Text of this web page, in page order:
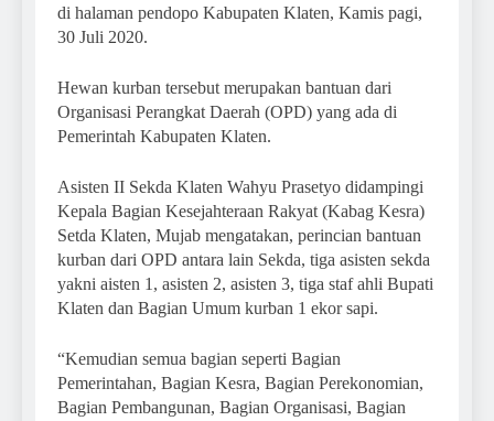
di halaman pendopo Kabupaten Klaten, Kamis pagi,
30 Juli 2020.
Hewan kurban tersebut merupakan bantuan dari
Organisasi Perangkat Daerah (OPD) yang ada di
Pemerintah Kabupaten Klaten.
Asisten II Sekda Klaten Wahyu Prasetyo didampingi
Kepala Bagian Kesejahteraan Rakyat (Kabag Kesra)
Setda Klaten, Mujab mengatakan, perincian bantuan
kurban dari OPD antara lain Sekda, tiga asisten sekda
yakni aisten 1, asisten 2, asisten 3, tiga staf ahli Bupati
Klaten dan Bagian Umum kurban 1 ekor sapi.
“Kemudian semua bagian seperti Bagian
Pemerintahan, Bagian Kesra, Bagian Perekonomian,
Bagian Pembangunan, Bagian Organisasi, Bagian